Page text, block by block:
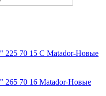
225 70 15 С Matador-Новые
265 70 16 Matador-Новые